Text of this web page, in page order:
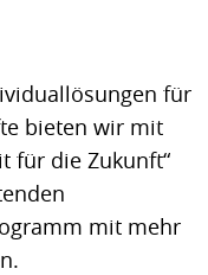
für
bieten wir mit
für die Zukunft“
mit mehr